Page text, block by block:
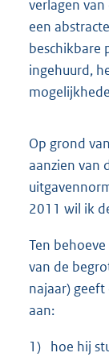
verlagen
een
beschikbare
ingehuurd,
Op grond
aanzien van
2011 wil ik
Ten
van de
najaar)
aan:
1) hoe hij